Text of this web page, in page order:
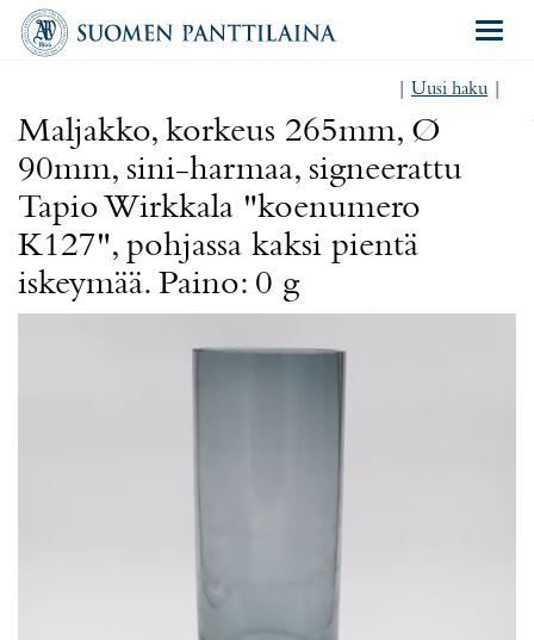
Uusi haku
Maljakko, korkeus 265mm, Ø
90mm, sini-harmaa, signeerattu
Tapio Wirkkala "koenumero
K127", pohjassa kaksi pientä
iskeymää. Paino: 0 g